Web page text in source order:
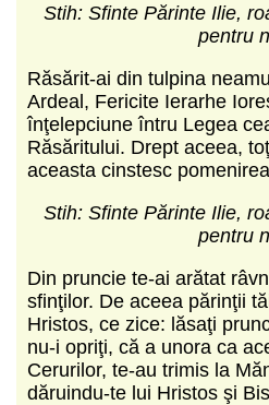
Stih: Sfinte Părinte Ilie,
pentru
Răsărit-ai din tulpina
Ardeal, Fericite Ierarhe
înţelepciune întru Legea
Răsăritului. Drept aceea,
aceasta cinstesc
Stih: Sfinte Părinte Ilie,
pentru
Din pruncie te-ai arătat
sfinţilor. De aceea părinţii
Hristos, ce zice: lăsaţi
nu-i opriţi, că a unora ca
Cerurilor, te-au trimis la
dăruindu-te lui Hristos şi